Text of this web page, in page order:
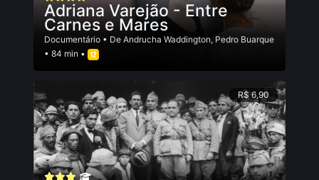
Adriana Varejão - Entre
Carnes e Mares
Documentário • De Andrucha Waddington, Pedro Buarque
• 84 min •
R$ 6,90